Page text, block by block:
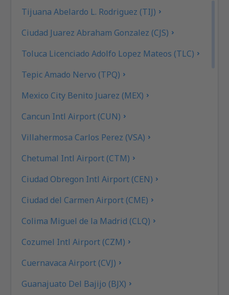
Tijuana Abelardo L. Rodriguez (TIJ)
Ciudad Juarez Abraham Gonzalez (CJS)
Toluca Licenciado Adolfo Lopez Mateos (TLC)
Tepic Amado Nervo (TPQ)
Mexico City Benito Juarez (MEX)
Cancun Intl Airport (CUN)
Villahermosa Carlos Perez (VSA)
Chetumal Intl Airport (CTM)
Ciudad Obregon Intl Airport (CEN)
Ciudad del Carmen Airport (CME)
Colima Miguel de la Madrid (CLQ)
Cozumel Intl Airport (CZM)
Cuernavaca Airport (CVJ)
Guanajuato Del Bajijo (BJX)